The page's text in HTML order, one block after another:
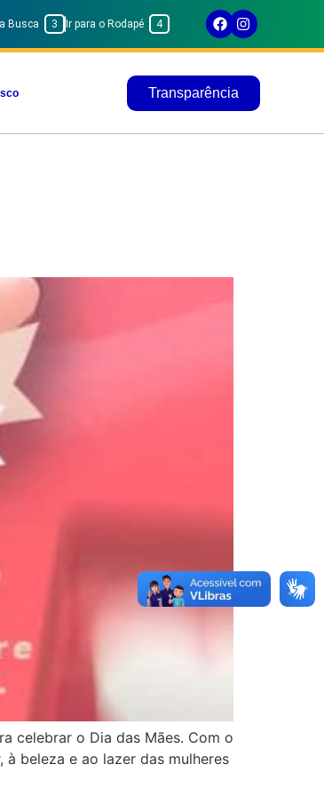
Busca 3 Ir para o Rodapé 4
Transparência
celebrar o Dia das Mães. Com o
à beleza e ao lazer das mulheres